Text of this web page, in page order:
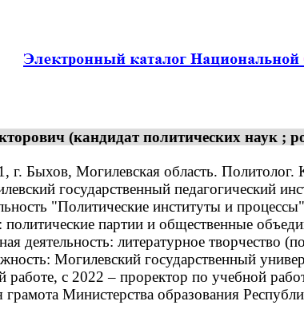
(кандидат политических наук ;
Быхов, Могилевская область. Политолог.
государственный педагогический
"Политические институты и
партии и общественные
деятельность: литературное творчество
Могилевский государственный
работе, с 2022 – проректор по учебной
Министерства образования